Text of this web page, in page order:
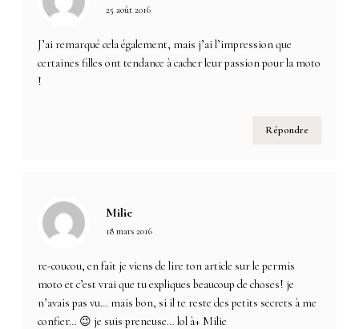
25 août 2016
J’ai remarqué cela également, mais j’ai l’impression que
certaines filles ont tendance à cacher leur passion pour la moto
!
Répondre
Milie
18 mars 2016
re-coucou, en fait je viens de lire ton article sur le permis
moto et c’est vrai que tu expliques beaucoup de choses! je
n’avais pas vu… mais bon, si il te reste des petits secrets à me
confier… 😉 je suis preneuse… lol à+ Milie